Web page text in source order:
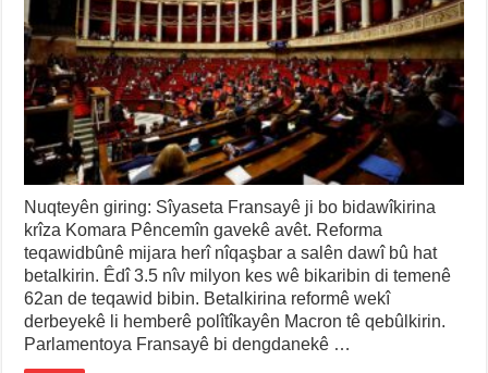
Nuqteyên giring: Sîyaseta Fransayê ji bo bidawîkirina
krîza Komara Pêncemîn gavekê avêt. Reforma
teqawidbûnê mijara herî nîqaşbar a salên dawî bû hat
betalkirin. Êdî 3.5 nîv milyon kes wê bikaribin di temenê
62an de teqawid bibin. Betalkirina reformê wekî
derbeyekê li hemberê polîtîkayên Macron tê qebûlkirin.
Parlamentoya Fransayê bi dengdanekê …